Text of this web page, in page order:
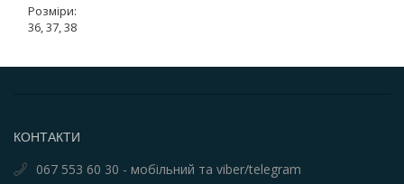
Розміри:
36, 37, 38
КОНТАКТИ
067 553 60 30 - мобільний та viber/telegram